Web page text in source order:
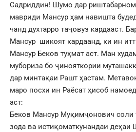
Садриддин! Шумо дар
мавриди Мансур ҳам навишта
чанд духтарро таҷовуз кардааст.
Мансур шикоят кардаанд, ки ин
Мансур Беков туҳмат аст. Ман
мубориза бо ҷинояткории
дар минтақаи Рашт ҳастам.
маро посхи ин Раёсат ҳисоб
аст:
Беков Мансур Муқимҷонович соли
зода ва истиқоматкунандаи деҳаи